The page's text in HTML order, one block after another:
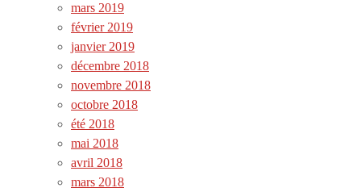
mars 2019
février 2019
janvier 2019
décembre 2018
novembre 2018
octobre 2018
été 2018
mai 2018
avril 2018
mars 2018